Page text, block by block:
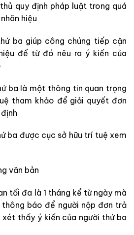
quy định pháp luật trong quá
hiệu
ba giúp công chúng tiếp cận
để từ đó nêu ra ý kiến của
ba là một thông tin quan trọng
tham khảo để giải quyết đơn
ba được cục sở hữu trí tuệ xem
văn bản
tối đa là 1 tháng kể từ ngày mà
báo để người nộp đơn trả
xét thấy ý kiến của người thứ ba